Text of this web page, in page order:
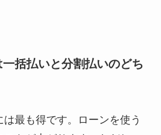
括払いと分割払いのどち
最も得です。ローンを使う